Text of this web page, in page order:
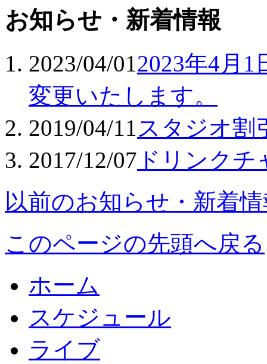
お知らせ・新着情報
2023/04/012023年4月
変更いたします。
2019/04/11 スタジオ割
2017/12/07 ドリンク
以前のお知らせ・新着
このページの先頭へ戻る
ホーム
スケジュール
ライブ